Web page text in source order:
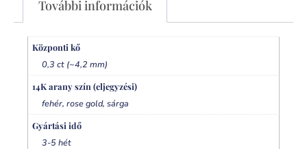
További információk
Központi kő
0,3 ct (~4,2 mm)
14K arany szín (eljegyzési)
fehér, rose gold, sárga
Gyártási idő
3-5 hét